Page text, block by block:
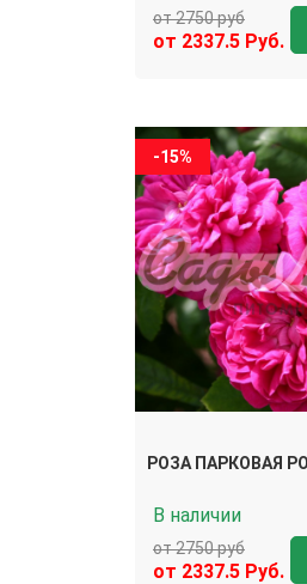
от 2750 руб
от 2337.5 Руб.
-15%
РОЗА ПАРКОВАЯ
В наличии
от 2750 руб
от 2337.5 Руб.